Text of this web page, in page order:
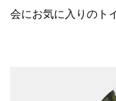
会にお気に入りのト